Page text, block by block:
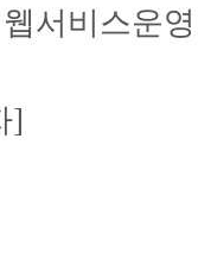
서비스운
]